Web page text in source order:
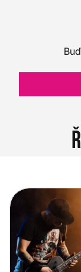
Vítejte na
City